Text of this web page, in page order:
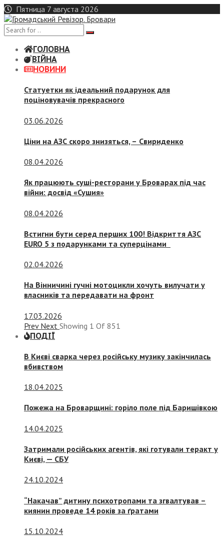
Skip
to
content
Пятница 7 августа 2026
ГОЛОВНА
ВІЙНА
НОВИНИ
Статуетки як ідеальний подарунок для
поціновувачів прекрасного
03.06.2026
Ціни на АЗС скоро знизяться, – Свириденко
08.04.2026
Як працюють суші-ресторани у Броварах під час
війни: досвід «Сушия»
08.04.2026
Встигни бути серед перших 100! Відкриття АЗС
EURO 5 з подарунками та суперцінами
02.04.2026
На Вінничині гучні мотоцикли хочуть вилучати у
власників та передавати на фронт
17.03.2026
Prev Next Showing 1 Of 851
ПОДІЇ
В Києві сварка через російську музику закінчилась
вбивством
18.04.2025
Пожежа на Броварщині: горіло поле під Баришівкою
14.04.2025
Затримали російських агентів, які готували теракт у
Києві, — СБУ
24.10.2024
“Накачав” дитину психотропами та згвалтував –
киянин проведе 14 років за ґратами
15.10.2024